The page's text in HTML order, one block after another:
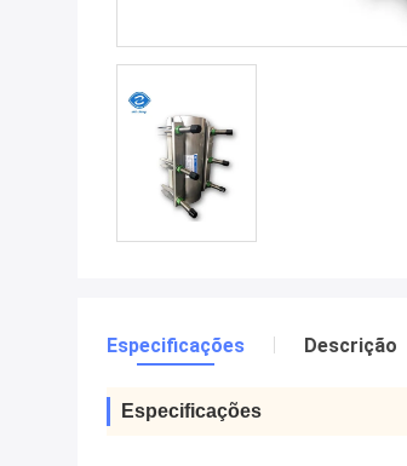
Especificações Descrição
Especificações